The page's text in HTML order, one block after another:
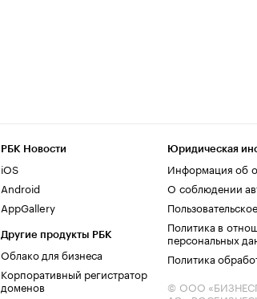
РБК Новости
iOS
Android
AppGallery
Другие продукты РБК
Облако для бизнеса
Корпоративный регистратор
доменов
Юридическая
Информация об
О соблюдении
Политика в
персональных
Политика
© ООО